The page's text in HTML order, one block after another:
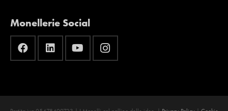
Monellerie Social